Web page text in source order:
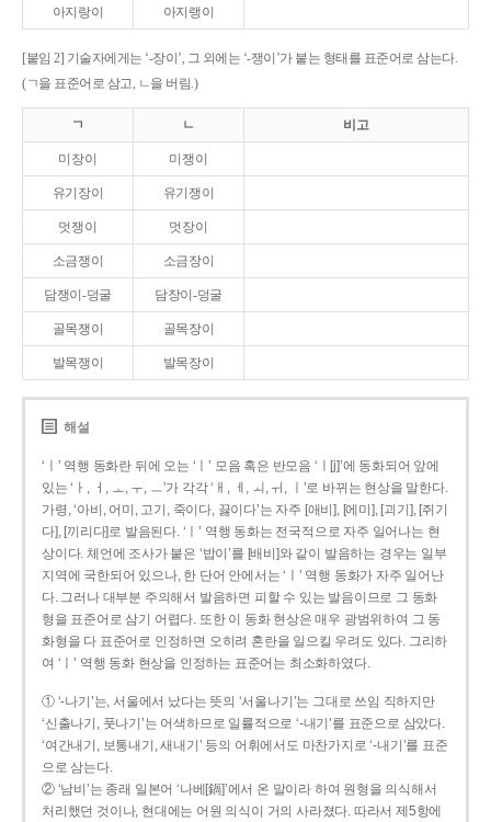
아지랑이 아지랭이
[붙임 2] 기술자에게는 ‘-장이’, 그 외에는 ‘-쟁이’가 붙는 형태를 표준어로 삼는다.
(ㄱ을 표준어로 삼고, ㄴ을 버림.)
ㄱ ㄴ 비고
미장이 미쟁이
유기장이 유기쟁이
멋쟁이 멋장이
소금쟁이 소금장이
담쟁이-덩굴 담장이-덩굴
골목쟁이 골목장이
발목쟁이 발목장이
해설
‘ㅣ’ 역행 동화란 뒤에 오는 ‘ㅣ’ 모음 혹은 반모음 ‘ㅣ[j]’에 동화되어 앞에
있는 ‘ㅏ, ㅓ, ㅗ, ㅜ, ㅡ’가 각각 ‘ㅐ, ㅔ, ㅚ, ㅟ, ㅣ’로 바뀌는 현상을 말한다.
가령, ‘아비, 어미, 고기, 죽이다, 끓이다’는 자주 [애비], [에미], [괴기], [쥐기
다], [끼리다]로 발음된다. ‘ㅣ’ 역행 동화는 전국적으로 자주 일어나는 현
상이다. 체언에 조사가 붙은 ‘밥이’를 [배비]와 같이 발음하는 경우는 일부
지역에 국한되어 있으나, 한 단어 안에서는 ‘ㅣ’ 역행 동화가 자주 일어난
다. 그러나 대부분 주의해서 발음하면 피할 수 있는 발음이므로 그 동화
형을 표준어로 삼기 어렵다. 또한 이 동화 현상은 매우 광범위하여 그 동
화형을 다 표준어로 인정하면 오히려 혼란을 일으킬 우려도 있다. 그리하
여 ‘ㅣ’ 역행 동화 현상을 인정하는 표준어는 최소화하였다.
① ‘-나기’는, 서울에서 났다는 뜻의 ‘서울나기’는 그대로 쓰임 직하지만
‘신출나기, 풋나기’는 어색하므로 일률적으로 ‘-내기’를 표준으로 삼았다.
‘여간내기, 보통내기, 새내기’ 등의 어휘에서도 마찬가지로 ‘-내기’를 표준
으로 삼는다.
② ‘남비’는 종래 일본어 ‘나베[鍋]’에서 온 말이라 하여 원형을 의식해서
처리했던 것이나, 현대에는 어원 의식이 거의 사라졌다. 따라서 제5항에